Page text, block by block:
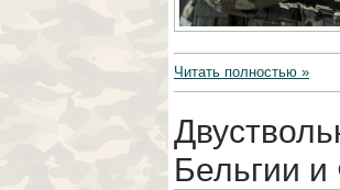
Читать полностью »
Бельгии